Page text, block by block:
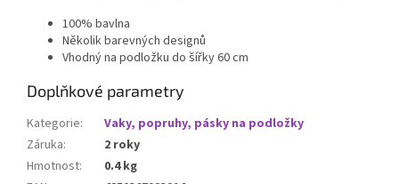
100% bavlna
Několik barevných designů
Vhodný na podložku do šířky 60 cm
Doplňkové parametry
Kategorie:
Vaky, popruhy, pásky na podložky
Záruka:
2 roky
Hmotnost:
0.4 kg